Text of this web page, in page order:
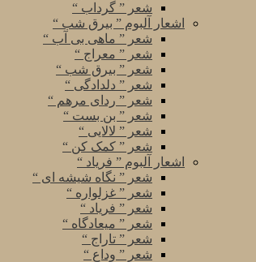
شعر ” گرداب “
اشعار آلبوم ” بیرق شب “
شعر ” ماهی بی آب “
شعر ” معراج “
شعر ” بیرق شب “
شعر ” دلدادگی “
شعر ” ردای مرهم “
شعر ” بن بست “
شعر ” لالایی “
شعر ” کمک کن “
اشعار آلبوم ” فریاد “
شعر ” نگاه شیشه ای “
شعر ” غزلواره “
شعر ” فریاد “
شعر ” میعادگاه “
شعر ” تاراج “
شعر ” وداع “